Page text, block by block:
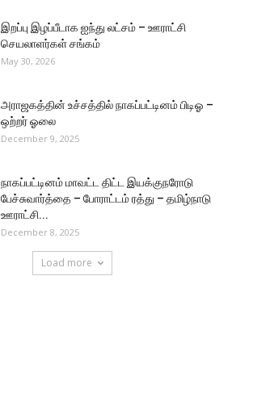
இறப்பு இழப்பீடாக ஐந்து லட்சம் – ஊராட்சி
செயலாளர்கள் சங்கம்
May 30, 2026
அராஜகத்தின் உச்சத்தில் நாகப்பட்டினம் பிடிஓ –
ஒற்றர் ஓலை
December 9, 2025
நாகப்பட்டினம் மாவட்ட திட்ட இயக்குநரோடு
பேச்சுவார்த்தை – போராட்டம் ரத்து – தமிழ்நாடு
ஊராட்சி...
December 8, 2025
Load more